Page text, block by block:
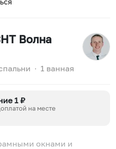
Волна
∙ 1 ванная
1 ₽
на месте
окнами и